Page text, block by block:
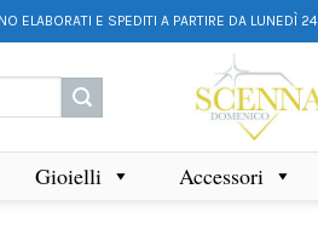
ELABORATI E SPEDITI A PARTIRE DA LUNEDÌ
Gioielli Accessori